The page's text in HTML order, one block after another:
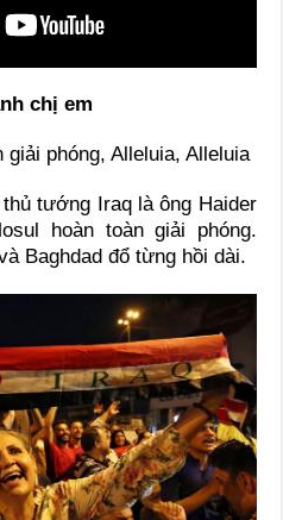
chị em
phóng, Alleluia, Alleluia
tướng Iraq là ông Haider
hoàn toàn giải phóng.
Baghdad đổ từng hồi dài.